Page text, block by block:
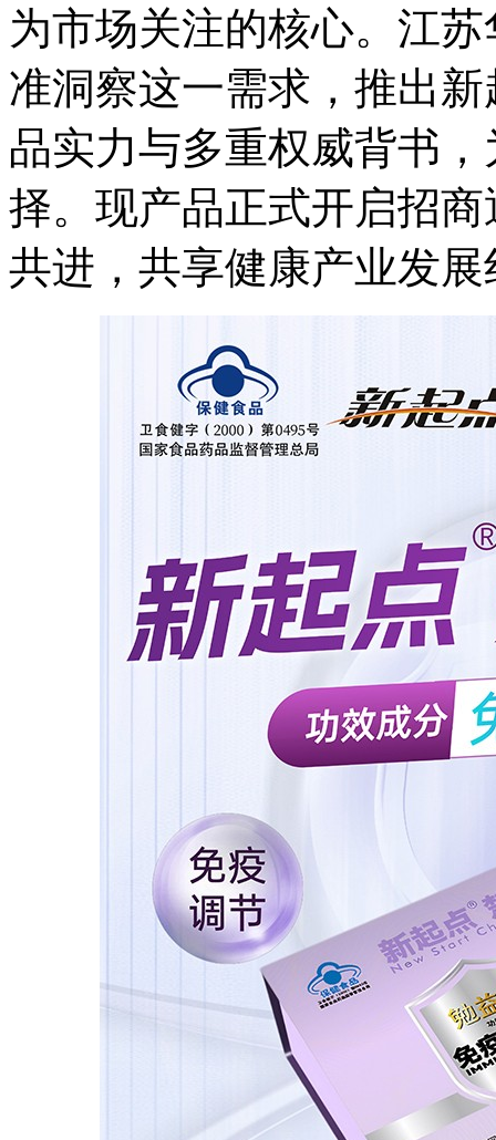
为市场关注的核心。江
准洞察这一需求，推出
品实力与多重权威背书
择。现产品正式开启招
共进，共享健康产业发展